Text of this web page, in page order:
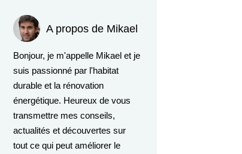
A propos de Mikael
Bonjour, je m'appelle Mikael et je
suis passionné par l'habitat
durable et la rénovation
énergétique. Heureux de vous
transmettre mes conseils,
actualités et découvertes sur
tout ce qui peut améliorer le